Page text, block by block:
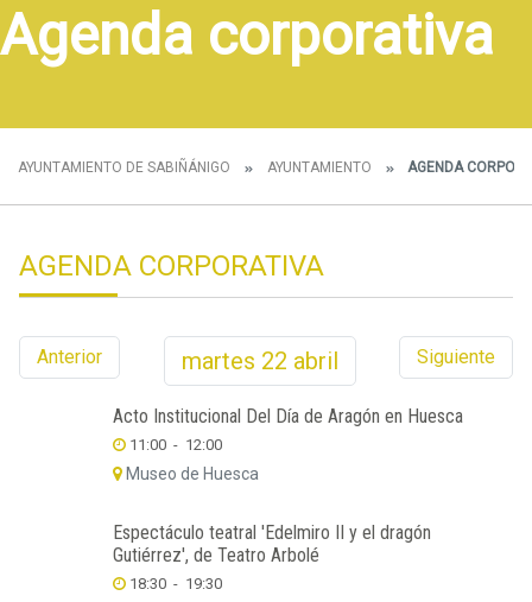
Agenda corporativa
AYUNTAMIENTO DE SABIÑÁNIGO AYUNTAMIENTO AGENDA
AGENDA CORPORATIVA
Anterior martes 22 abril Siguiente
Acto Institucional Del Día de Aragón en Huesca
11:00 - 12:00
Museo de Huesca
Espectáculo teatral 'Edelmiro II y el dragón
Gutiérrez', de Teatro Arbolé
18:30 - 19:30